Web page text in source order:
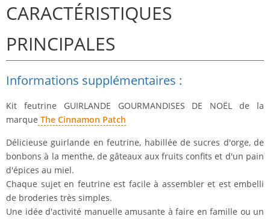
CARACTÉRISTIQUES
PRINCIPALES
Informations supplémentaires :
Kit feutrine GUIRLANDE GOURMANDISES DE NOËLde la
marque The Cinnamon Patch
Délicieuse guirlande en feutrine, habillée de sucres d'orge, de
bonbons à la menthe, de gâteaux aux fruits confits et d'un pain
d'épices au miel.
Chaque sujet en feutrine est facile à assembler et est embelli
de broderies très simples.
Une idée d'activité manuelle amusante à faire en famille ou un